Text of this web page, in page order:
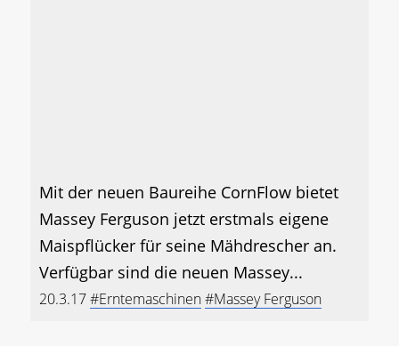
Mit der neuen Baureihe CornFlow bietet
Massey Ferguson jetzt erstmals eigene
Maispflücker für seine Mähdrescher an.
Verfügbar sind die neuen Massey...
20.3.17#Erntemaschinen#Massey Ferguson